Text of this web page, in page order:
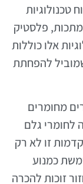
טכנולוגיות
פלסטיק
אלו כוללות
להפחתת
מחומרים
לחומרי גלם
זו לא רק
כמנוע
זוכות להכרה